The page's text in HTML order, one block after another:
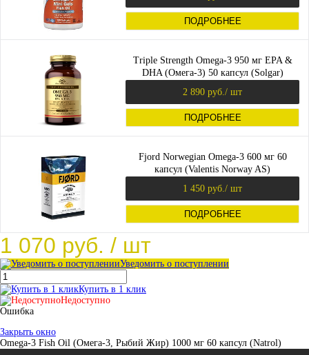
ПОДРОБНЕЕ
Triple Strength Omega-3 950 мг EPA &
DHA (Омега-3) 50 капсул (Solgar)
2 890 руб. / шт
ПОДРОБНЕЕ
Fjord Norwegian Omega-3 600 мг 60
капсул (Valentis Norway AS)
1 450 руб. / шт
ПОДРОБНЕЕ
1 070 руб. / шт
Уведомить о поступлении
Купить в 1 клик
Недоступно
Ошибка
Закрыть окно
Omega-3 Fish Oil (Омега-3, Рыбий Жир) 1000 мг 60 капсул (Natrol)